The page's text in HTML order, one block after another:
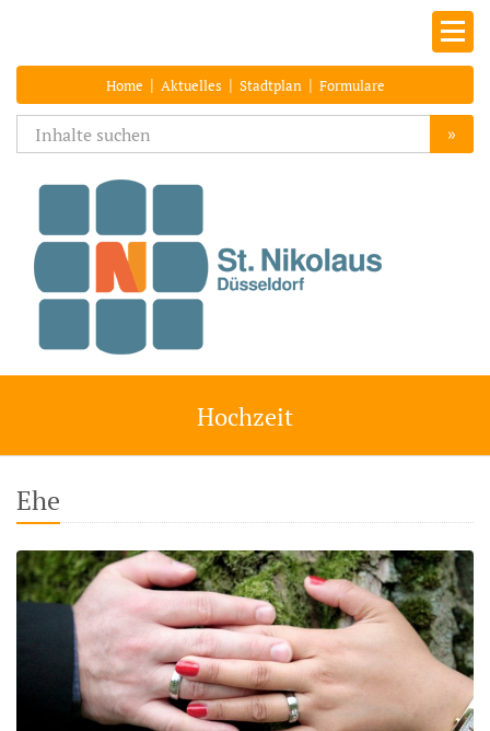
Home | Aktuelles | Stadtplan | Formulare
»
Hochzeit
Ehe